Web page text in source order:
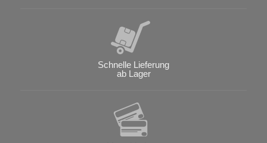
Schnelle Lieferung
ab Lager